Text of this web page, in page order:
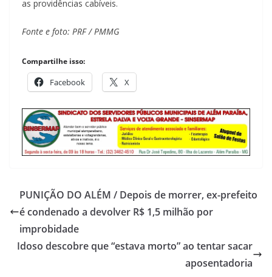
as providências cabíveis.
Fonte e foto: PRF / PMMG
Compartilhe isso:
Facebook X
PUNIÇÃO DO ALÉM / Depois de morrer, ex-prefeito
é condenado a devolver R$ 1,5 milhão por
improbidade
Idoso descobre que “estava morto” ao tentar sacar
aposentadoria